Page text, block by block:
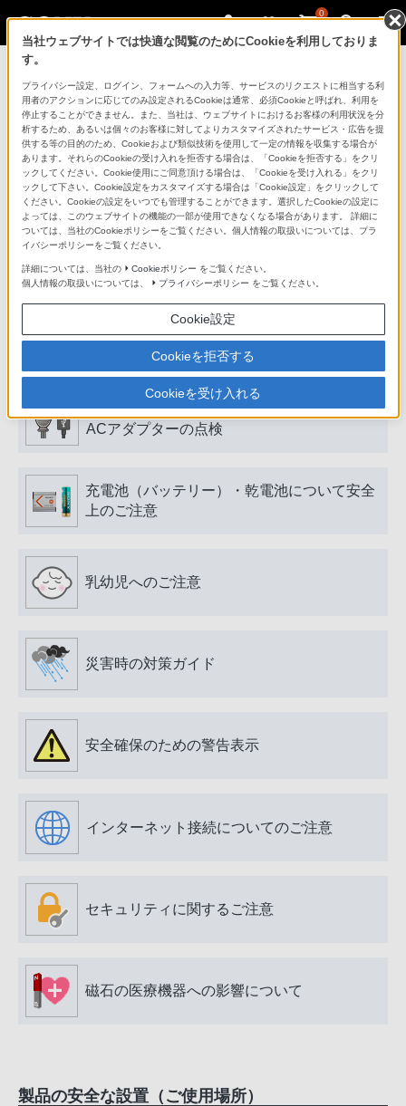
0
製品を安全に、安心してご使用いただ
くために
日常の清掃・点検が大切です。安全のため取扱説明書を
よく読みましょう。
製品に関する重要なお知らせ
安全で上手な使いかた
愛情点検のおすすめ
電源プラグ・コード、USB端子・ケーブル、
ACアダプターの点検
充電池（バッテリー）・乾電池について安全
上のご注意
乳幼児へのご注意
災害時の対策ガイド
安全確保のための警告表示
インターネット接続についてのご注意
セキュリティに関するご注意
磁石の医療機器への影響について
製品の安全な設置（ご使用場所）
当社ウェブサイトでは快適な閲覧のためにCookieを利用しておりま
す。
プライバシー設定、ログイン、フォームへの入力等、サービスのリクエストに相当する利
用者のアクションに応じてのみ設定されるCookieは通常、必須Cookieと呼ばれ、利用を
停止することができません。また、当社は、ウェブサイトにおけるお客様の利用状況を分
析するため、あるいは個々のお客様に対してよりカスタマイズされたサービス・広告を提
供する等の目的のため、Cookieおよび類似技術を使用して一定の情報を収集する場合が
あります。それらのCookieの受け入れを拒否する場合は、「Cookieを拒否する」をクリ
ックしてください。Cookie使用にご同意頂ける場合は、「Cookieを受け入れる」をクリ
ックして下さい。Cookie設定をカスタマイズする場合は「Cookie設定」をクリックして
ください。Cookieの設定をいつでも管理することができます。選択したCookieの設定に
よっては、このウェブサイトの機能の一部が使用できなくなる場合があります。 詳細に
ついては、当社のCookieポリシーをご覧ください。個人情報の取扱いについては、プラ
イバシーポリシーをご覧ください。
詳細については、当社の Cookieポリシー をご覧ください。
個人情報の取扱いについては、
プライバシーポリシー をご覧ください。
Cookie設定
Cookieを拒否する
Cookieを受け入れる